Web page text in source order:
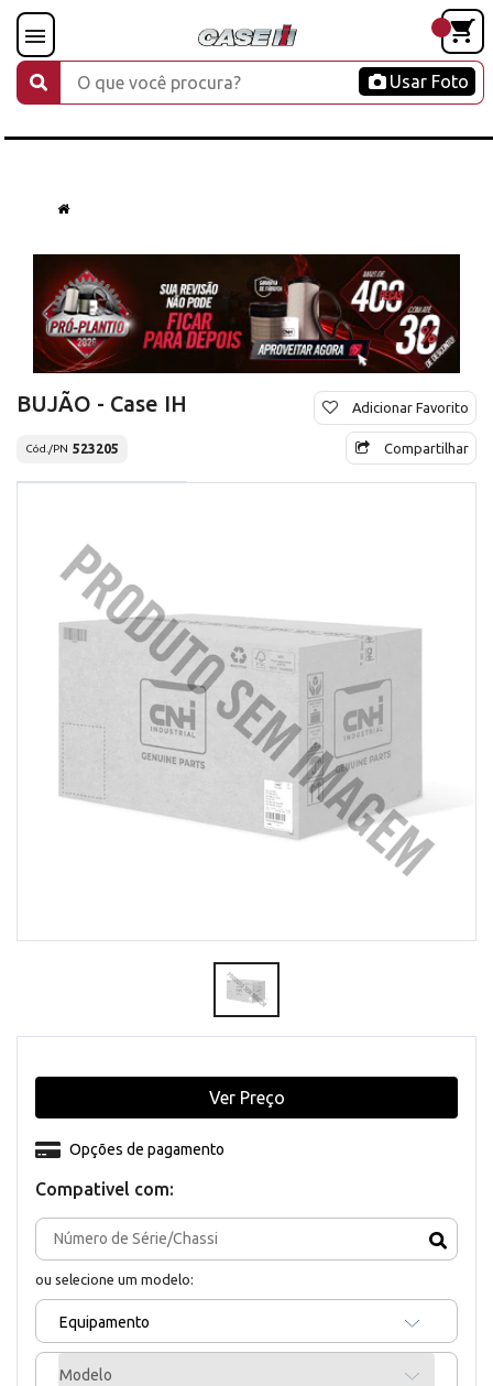
Usar Foto
BUJÃO - Case IH
Cód./PN 523205
Adicionar Favorito
Compartilhar
Compativel com:
ou selecione um modelo:
Equipamento
Modelo
Opções de pagamento
Ver Preço